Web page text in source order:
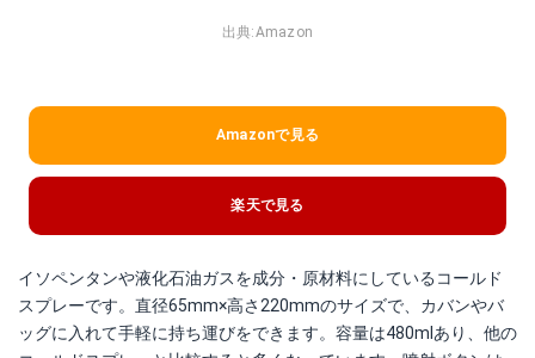
出典:Amazon
Amazonで見る
楽天で見る
イソペンタンや液化石油ガスを成分・原材料にしているコールド
スプレーです。直径65mm×高さ220mmのサイズで、カバンやバ
ッグに入れて手軽に持ち運びをできます。容量は480mlあり、他の